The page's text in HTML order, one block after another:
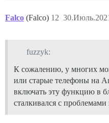
Falco (Falco) 12
fuzzyk:
К сожалению, у многих
или старые телефоны на
включать эту функцию в
сталкивался с